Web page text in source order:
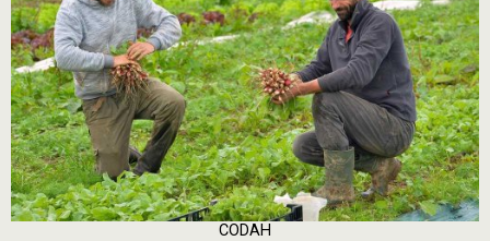
CODAH